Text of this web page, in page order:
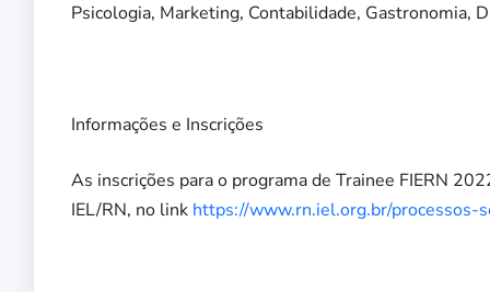
Psicologia, Marketing, Contabilidade, Gastronomia,
Informações e Inscrições
As inscrições para o programa de Trainee FIERN
IEL/RN, no link https://www.rn.iel.org.br/processos-